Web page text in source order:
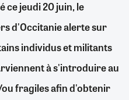
ce jeudi 20 juin, le
d'Occitanie alerte sur
individus et militants
à s'introduire au
fragiles afin d'obtenir